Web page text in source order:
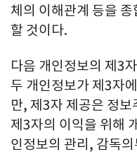
체의 이해관계 등을
할 것이다.
다음 개인정보의 제3
두 개인정보가 제3자
만, 제3자 제공은 정
제3자의 이익을 위해
인정보의 관리, 감독